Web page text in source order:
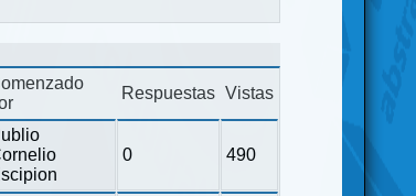
Respuestas Vistas
0 490